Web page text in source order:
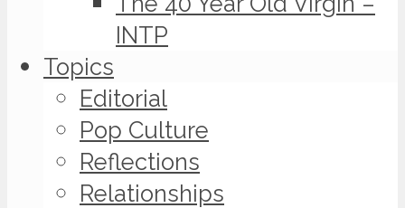
INTP
Topics
Editorial
Pop Culture
Reflections
Relationships